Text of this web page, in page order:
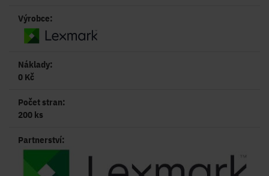
Výrobce:
Náklady:
0 Kč
Počet stran:
200 ks
Partnerství: